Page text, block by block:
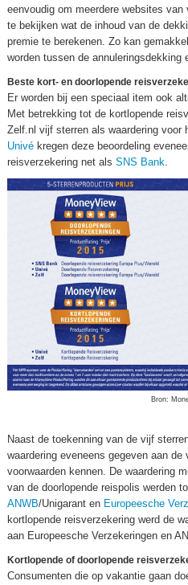
eenvoudig om meerdere websites
te bekijken wat de inhoud van de
premie te berekenen. Zo kan
worden tussen de annuleringsdekking
Beste kort- en doorlopende
Er worden bij een speciaal item ook
Met betrekking tot de kortlopende
Zelf.nl vijf sterren als waardering voor
Univé kregen deze beoordeling
reisverzekering net als SNS Bank.
Bron:
Naast de toekenning van de vijf
waardering eveneens gegeven aan
voorwaarden kennen. De waardering
van de doorlopende reispolis werden
ANWB/Unigarant en Europeesche
kortlopende reisverzekering werd de
aan Europeesche Verzekeringen en
Kortlopende of doorlopende
Consumenten die op vakantie gaan